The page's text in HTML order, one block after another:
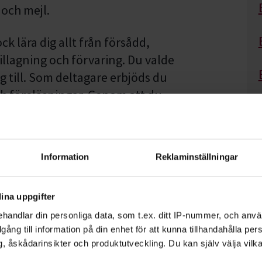
Information Reklaminställningar
uppgifter
din personliga data, som t.ex. ditt IP-nummer, och
till information på din enhet för att kunna tillhandahålla
åskådarinsikter och produktutveckling. Du kan själv välja
mejl.
lära dig allt från försådd,
och förvaring. Du valde
till. Som deltagare erbjöds du
föreläsningar. Genom att du
ta kontrollen över din mat!
att öka odlingen lokalt i
att odla på ytor som redan
trädgårdar.